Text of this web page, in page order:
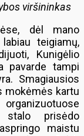
viršininkas
dėl mano
teigiamų,
Kunigėlio
pavarde tampi
Smagiausios
mokėmės kartu
prisėdo
maistu